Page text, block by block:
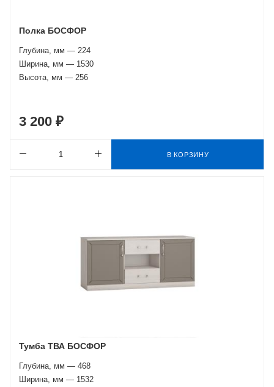
Полка БОСФОР
Глубина, мм — 224
Ширина, мм — 1530
Высота, мм — 256
3 200 ₽
В КОРЗИНУ
Тумба ТВА БОСФОР
Глубина, мм — 468
Ширина, мм — 1532